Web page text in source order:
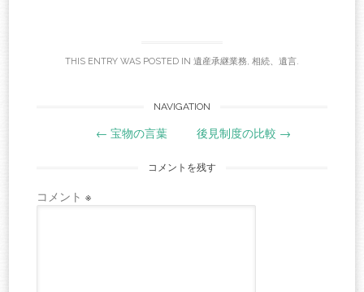
THIS ENTRY WAS POSTED IN 遺産承継業務, 相続、遺言.
NAVIGATION
← 宝物の言葉 後見制度の比較 →
コメントを残す
コメント※